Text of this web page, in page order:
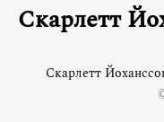
Скарлетт
Скарлетт